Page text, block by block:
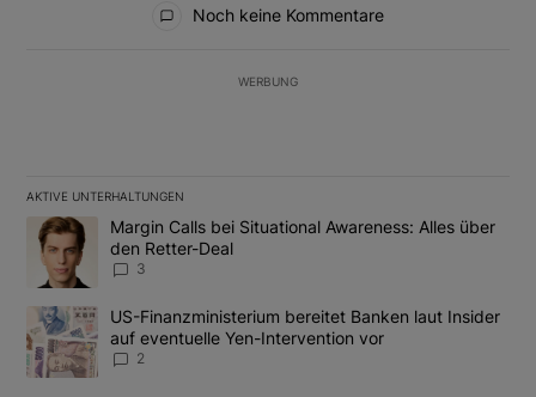
Noch keine Kommentare
WERBUNG
AKTIVE UNTERHALTUNGEN
Das Folgende ist eine Liste der am meisten kommentierten
Ein Trendartikel mit dem Titel "Margin Calls bei Situational
Margin Calls bei Situational Awareness: Alles über
den Retter-Deal
3
Ein Trendartikel mit dem Titel "US-Finanzministerium bereitet
US-Finanzministerium bereitet Banken laut Insider
auf eventuelle Yen-Intervention vor
2